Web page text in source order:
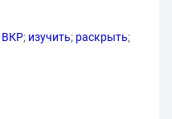
ВКР; изучить; раскрыть;